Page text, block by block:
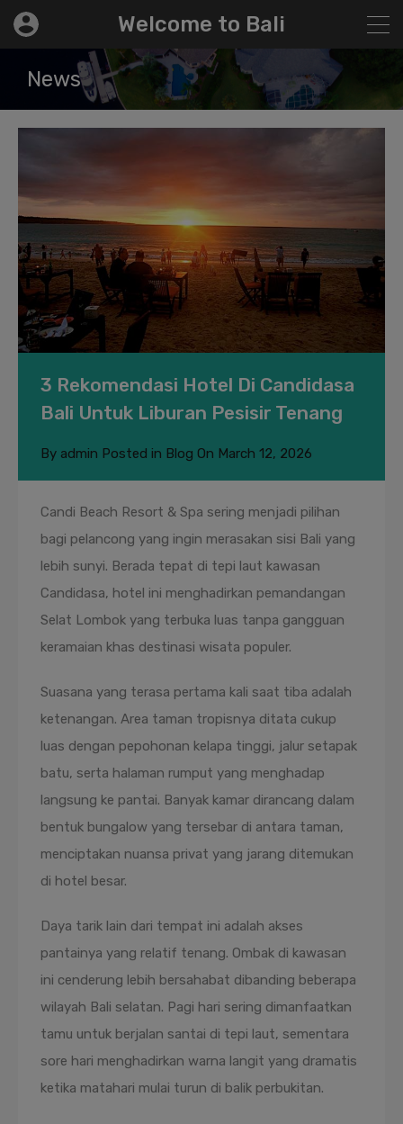
Welcome to Bali
News
3 Rekomendasi Hotel Di Candidasa
Bali Untuk Liburan Pesisir Tenang
By admin Posted in Blog On March 12, 2026
Candi Beach Resort & Spa sering menjadi pilihan
bagi pelancong yang ingin merasakan sisi Bali yang
lebih sunyi. Berada tepat di tepi laut kawasan
Candidasa, hotel ini menghadirkan pemandangan
Selat Lombok yang terbuka luas tanpa gangguan
keramaian khas destinasi wisata populer.
Suasana yang terasa pertama kali saat tiba adalah
ketenangan. Area taman tropisnya ditata cukup
luas dengan pepohonan kelapa tinggi, jalur setapak
batu, serta halaman rumput yang menghadap
langsung ke pantai. Banyak kamar dirancang dalam
bentuk bungalow yang tersebar di antara taman,
menciptakan nuansa privat yang jarang ditemukan
di hotel besar.
Daya tarik lain dari tempat ini adalah akses
pantainya yang relatif tenang. Ombak di kawasan
ini cenderung lebih bersahabat dibanding beberapa
wilayah Bali selatan. Pagi hari sering dimanfaatkan
tamu untuk berjalan santai di tepi laut, sementara
sore hari menghadirkan warna langit yang dramatis
ketika matahari mulai turun di balik perbukitan.